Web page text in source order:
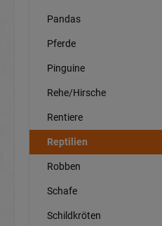
Pandas
Pferde
Pinguine
Rehe/Hirsche
Rentiere
Reptilien
Robben
Schafe
Schildkröten